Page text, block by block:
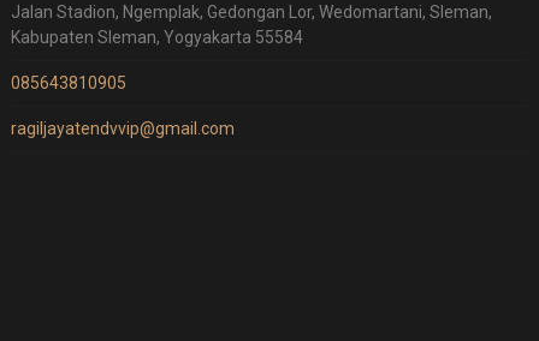
Jalan Stadion, Ngemplak, Gedongan Lor, Wedomartani, Sleman,
Kabupaten Sleman, Yogyakarta 55584
085643810905
ragiljayatendvvip@gmail.com